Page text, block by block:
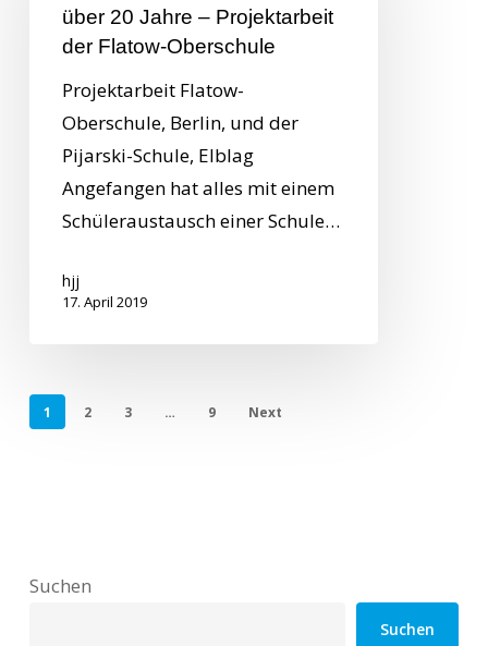
über 20 Jahre – Projektarbeit
der Flatow-Oberschule
Projektarbeit Flatow-
Oberschule, Berlin, und der
Pijarski-Schule, Elblag
Angefangen hat alles mit einem
Schüleraustausch einer Schule…
hjj
17. April 2019
1 2 3 … 9 Next
Suchen
Suchen